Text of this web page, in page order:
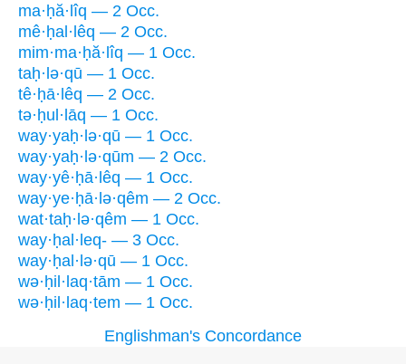
ma·ḥă·lîq — 2 Occ.
mê·ḥal·lêq — 2 Occ.
mim·ma·ḥă·lîq — 1 Occ.
taḥ·lə·qū — 1 Occ.
tê·ḥā·lêq — 2 Occ.
tə·ḥul·lāq — 1 Occ.
way·yaḥ·lə·qū — 1 Occ.
way·yaḥ·lə·qūm — 2 Occ.
way·yê·ḥā·lêq — 1 Occ.
way·ye·ḥā·lə·qêm — 2 Occ.
wat·taḥ·lə·qêm — 1 Occ.
way·ḥal·leq- — 3 Occ.
way·ḥal·lə·qū — 1 Occ.
wə·ḥil·laq·tām — 1 Occ.
wə·ḥil·laq·tem — 1 Occ.
Englishman's Concordance